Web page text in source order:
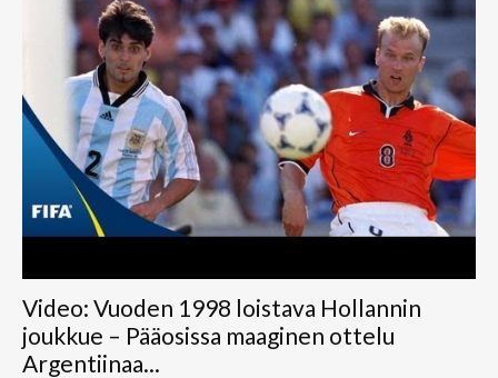
Video: Vuoden 1998 loistava Hollannin
joukkue – Pääosissa maaginen ottelu
Argentiinaa...